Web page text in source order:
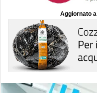
Aggiornato a